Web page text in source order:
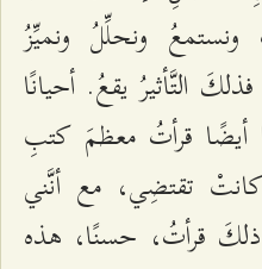
ونحلِّلُ ونمیِّزُ
التَّأثیرُ یقعُ. أحیانًا
أیضًا قرأتُ معظمَ كتبِ
تقتضِي، مع أنَّني
قرأتُ، حسنًا، هذه